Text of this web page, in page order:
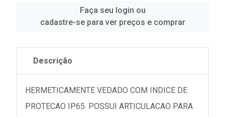
Faça seu login ou
cadastre-se para ver preços e comprar
Descrição
HERMETICAMENTE VEDADO COM INDICE DE
PROTECAO IP65. POSSUI ARTICULACAO PARA